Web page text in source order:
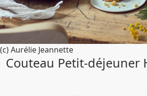
(c) Aurélie Jeannette
Couteau Petit-déjeuner